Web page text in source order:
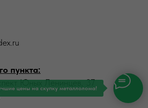
цены на скупку металлолома!
пункта:
Юных Ленинцев, 37